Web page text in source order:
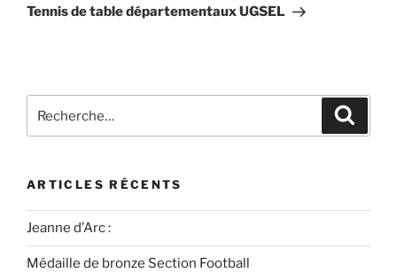
Tennis de table départementaux UGSEL
ARTICLES RÉCENTS
Jeanne d’Arc :
Médaille de bronze Section Football